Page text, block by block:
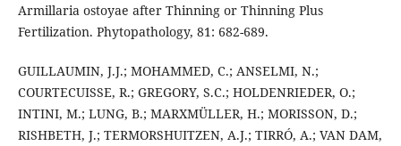
Armillaria ostoyae after Thinning or Thinning Plus
Fertilization. Phytopathology, 81: 682-689.
GUILLAUMIN, J.J.; MOHAMMED, C.; ANSELMI, N.;
COURTECUISSE, R.; GREGORY, S.C.; HOLDENRIEDER, O.;
INTINI, M.; LUNG, B.; MARXMÜLLER, H.; MORISSON, D.;
RISHBETH, J.; TERMORSHUITZEN, A.J.; TIRRÓ, A.; VAN DAM,